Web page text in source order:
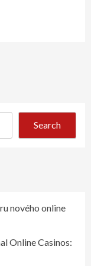
Search
nového online
Online Casinos: